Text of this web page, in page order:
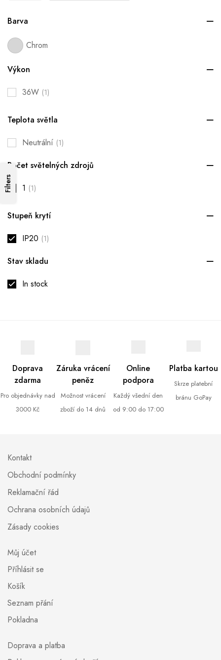
Barva
Chrom
Výkon
36W (1)
Teplota světla
Neutrální (1)
Počet světelných zdrojů
1 (1)
Stupeň krytí
IP20 (1)
Stav skladu
In stock
Filters
Doprava
zdarma
Pro objednávky nad
3000 Kč
Záruka vrácení
peněz
Možnost vrácení
zboží do 14 dnů
Online
podpora
Každý všední den
od 9:00 do 17:00
Platba kartou
Skrze platební
bránu GoPay
Kontakt
Obchodní podmínky
Reklamační řád
Ochrana osobních údajů
Zásady cookies
Můj účet
Příhlásit se
Košík
Seznam přání
Pokladna
Doprava a platba